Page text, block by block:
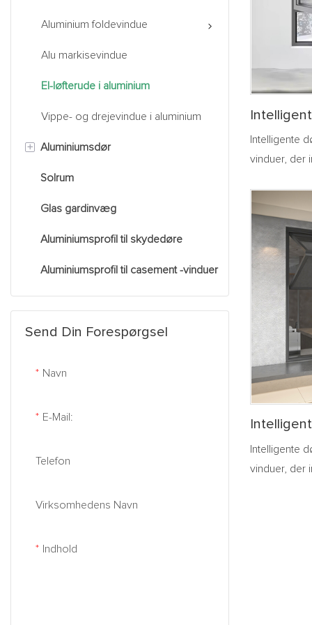
Aluminium foldevindue
Alu markisevindue
El-løfterude i aluminium
Vippe- og drejevindue i aluminium
+ Aluminiumsdør
Alu skydedør
Aluminium svingdør
Aluminium foldedør
Alu lift skydedør
Solrum
Glas gardinvæg
Aluminiumsprofil til skydedøre
Aluminiumsprofil til casement -vinduer
Send Din Forespørgsel
Navn
E-Mail:
Telefon
Virksomhedens Navn
Indhold
Intelligente
vinduer, der
registrering
eksempel
regnforhold
Dørenes og
ved at
mellemtiden
åbnes
sende
komforten
Lodret
Intelligente
vinduer, der